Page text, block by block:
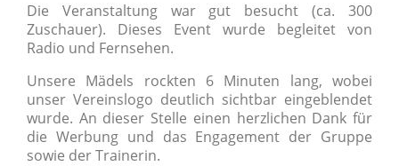
Die Veranstaltung war gut besucht (ca. 300
Zuschauer). Dieses Event wurde begleitet von
Radio und Fernsehen.
Unsere Mädels rockten 6 Minuten lang, wobei
unser Vereinslogo deutlich sichtbar eingeblendet
wurde. An dieser Stelle einen herzlichen Dank für
die Werbung und das Engagement der Gruppe
sowie der Trainerin.